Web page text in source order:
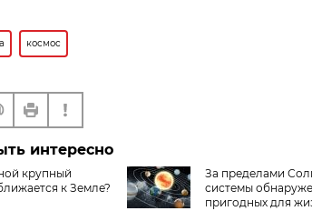
космос
интересно
крупный
к Земле?
За пределами
системы
пригодных для